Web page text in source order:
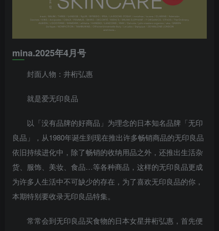
mina.2025年4月号
封面人物：井桁弘惠
就是爱无印良品
以「没有品牌的好商品」为理念的日本知名品牌「无印
良品」，从1980年诞生到现在推出许多畅销商品的无印良品
依旧持续进化中，除了畅销的收纳用品之外，还推出生活杂
货、服饰、美妆、食品…等各种商品，这样的无印良品更成
为许多人生活中不可缺少的存在，为了喜欢无印良品的你，
本期特别要收录无印良品特集。
常常会到无印良品买食物的日本女星井桁弘惠，首先便